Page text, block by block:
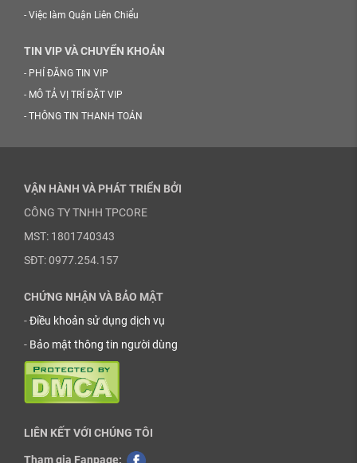
- Việc làm Quận Liên Chiểu
TIN VIP VÀ CHUYỂN KHOẢN
- PHÍ ĐĂNG TIN VIP
- MÔ TẢ VỊ TRÍ ĐẶT VIP
- THÔNG TIN THANH TOÁN
VẬN HÀNH VÀ PHÁT TRIỂN BỞI
CÔNG TY TNHH TPCORE
MST: 1801740343
SĐT: 0977.254.157
CHỨNG NHẬN VÀ BẢO MẬT
-Điều khoản sử dụng dịch vụ
- Bảo mật thông tin người dùng
LIÊN KẾT VỚI CHÚNG TÔI
Tham gia Fanpage: